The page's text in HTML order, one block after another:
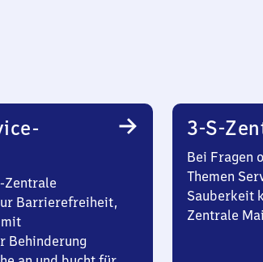
Zentrale
Barrierefreiheit,
Behinderung
3-S-
Bei Fragen
Themen
Sauberkeit
Zentrale